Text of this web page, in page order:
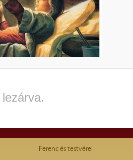
Ferenc és testvérei